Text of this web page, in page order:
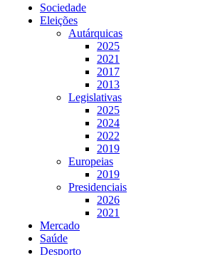
Sociedade
Eleições
Autárquicas
2025
2021
2017
2013
Legislativas
2025
2024
2022
2019
Europeias
2019
Presidenciais
2026
2021
Mercado
Saúde
Desporto